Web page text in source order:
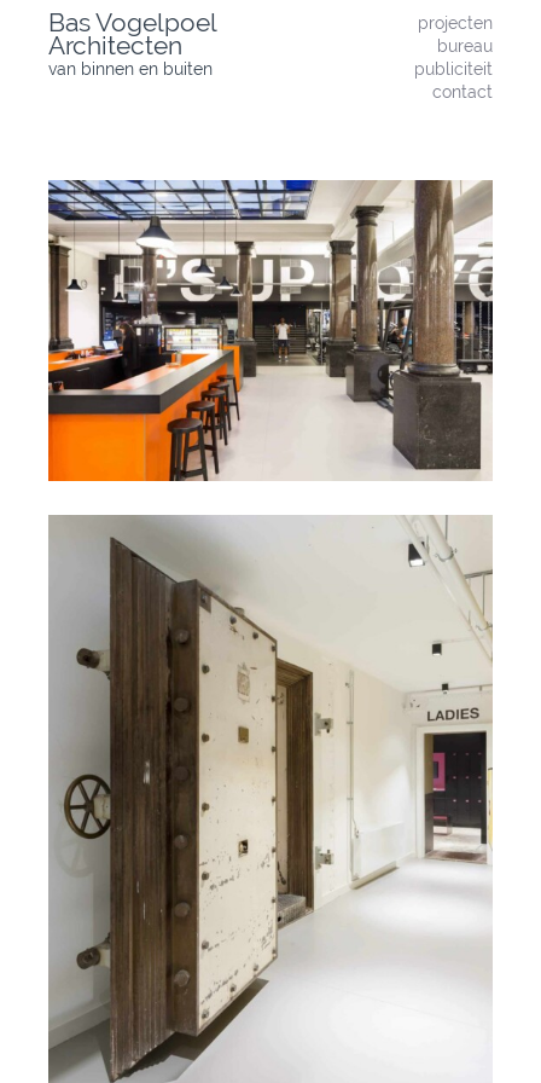
content
Bas Vogelpoel
Architecten
van binnen en buiten
projecten
bureau
publiciteit
contact